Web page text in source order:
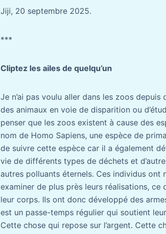
Jiji, 20 septembre 2025.
***
Cliptez les ailes de quelqu’un
Je n’ai pas voulu aller dans les zoos
des animaux en voie de disparition ou
penser que les zoos existent à cause des
nom de Homo Sapiens, une espèce de
de suivre cette espèce car il a également
vie de différents types de déchets et
autres polluants éternels. Ces individus
examiner de plus près leurs réalisations,
leur corps. Ils ont donc développé des
est un passe-temps régulier qui soutient
Cette chose qui repose sur l’argent. Cette